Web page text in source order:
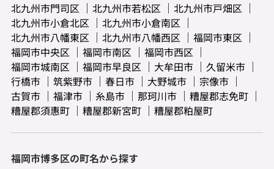
北九州市門司区
北九州市若松区
北九州市戸畑区
北九州市小倉北区
北九州市小倉南区
北九州市八幡東区
北九州市八幡西区
福岡市東区
福岡市中央区
福岡市南区
福岡市西区
福岡市城南区
福岡市早良区 大牟田市
久留米市
行橋市
筑紫野市 春日市 大野城市
宗像市
古賀市
福津市 糸島市 那珂川市
糟屋郡志免町
糟屋郡須惠町
糟屋郡新宮町 糟屋郡粕屋町
福岡市博多区の町名から探す